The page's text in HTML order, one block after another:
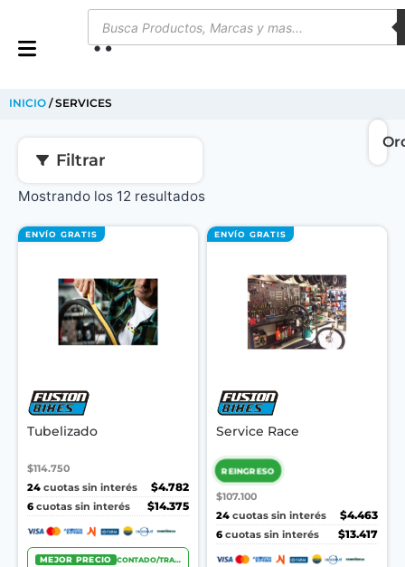
INICIO / SERVICES
Filtrar
Mostrando los 12 resultados
ENVÍO GRATIS
Tubelizado
$114.750
24 cuotas sin interés
$4.782
6 cuotas sin interés $14.375
MEJOR PRECIO CONTADO/TRANSF.
ENVÍO GRATIS
Service Race
REINGRESO
$107.100
24 cuotas sin interés
$4.463
6 cuotas sin interés $13.417